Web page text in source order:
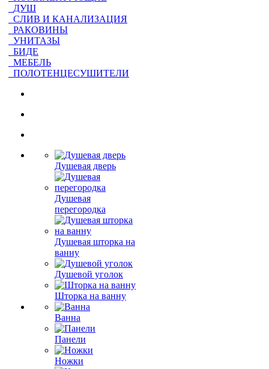
ДУШ
СЛИВ И КАНАЛИЗАЦИЯ
РАКОВИНЫ
УНИТАЗЫ
БИДЕ
МЕБЕЛЬ
ПОЛОТЕНЦЕСУШИТЕЛИ
Душевая дверь
Душевая
перегородка
Душевая шторка на
ванну
Душевой уголок
Шторка на ванну
Ванна
Панели
Ножки